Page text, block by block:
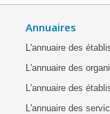
Annuaires
L'annuaire des
L'annuaire des
L'annuaire des
L'annuaire des